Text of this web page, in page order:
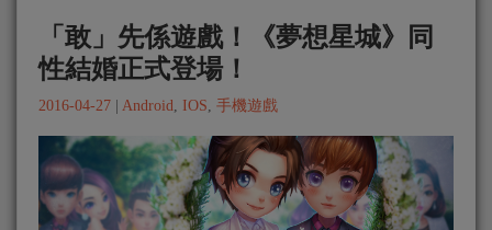
「敢」先係遊戲！《夢想星城》同
性結婚正式登場！
2016-04-27 Android, IOS, 手機遊戲